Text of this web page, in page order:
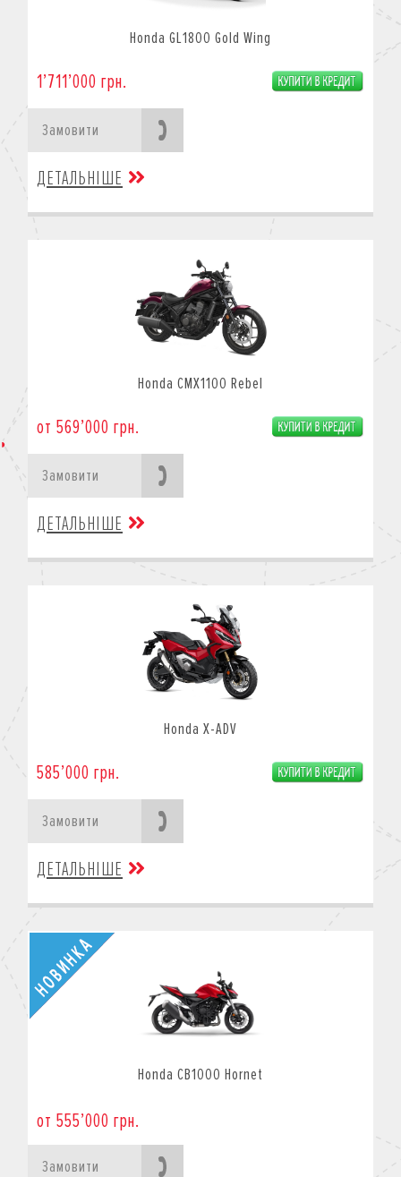
Honda GL1800 Gold Wing
1’711’000 грн.
Замовити
ДЕТАЛЬНІШЕ
Honda CMX1100 Rebel
от 569’000 грн.
Замовити
ДЕТАЛЬНІШЕ
Honda X-ADV
585’000 грн.
Замовити
ДЕТАЛЬНІШЕ
Honda CB1000 Hornet
от 555’000 грн.
Замовити